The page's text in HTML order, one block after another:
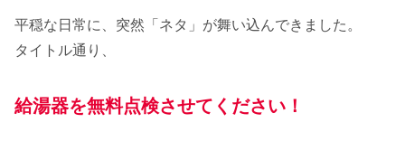
平穏な日常に、突然「ネタ」が舞い込んできました。
タイトル通り、
給湯器を無料点検させてください！